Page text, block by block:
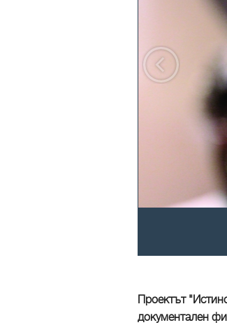
Проектът
документален